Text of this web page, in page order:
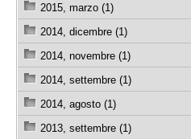
2015, marzo (1)
2014, dicembre (1)
2014, novembre (1)
2014, settembre (1)
2014, agosto (1)
2013, settembre (1)